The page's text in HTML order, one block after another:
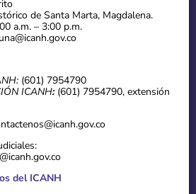
de Santa Marta, Magdalena.
a.m. – 3:00 p.m.
(601) 7954790
ICANH: (601) 7954790, extensión
del ICANH